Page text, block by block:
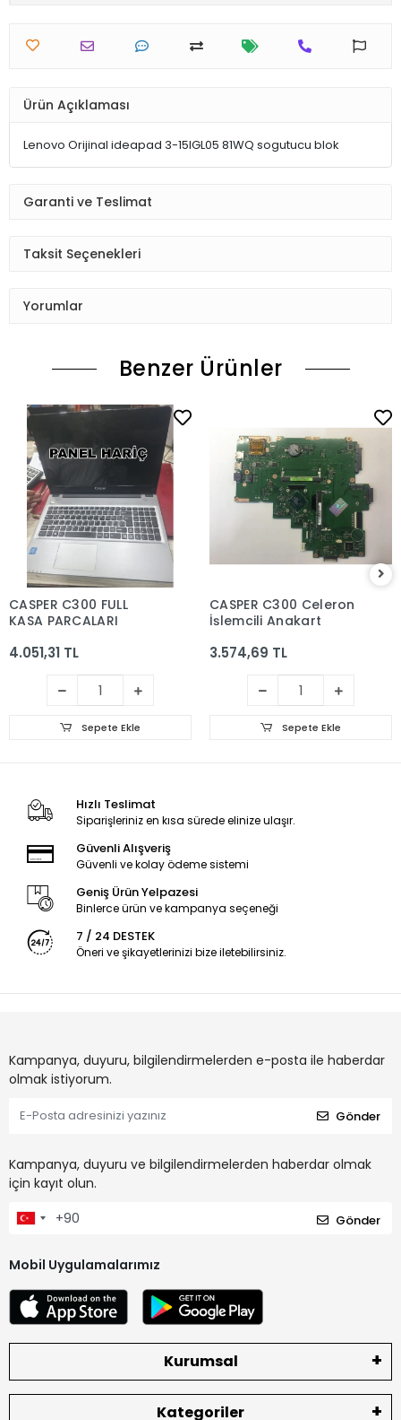
Ürün Açıklaması
Lenovo Orijinal ideapad 3-15IGL05 81WQ sogutucu blok
Garanti ve Teslimat
Taksit Seçenekleri
Yorumlar
Benzer Ürünler
CASPER C300 FULL
KASA PARCALARI
4.051,31 TL
Sepete Ekle
CASPER C300 Celeron
İşlemcili Anakart
3.574,69 TL
Sepete Ekle
Hızlı Teslimat
Siparişleriniz en kısa sürede elinize ulaşır.
Güvenli Alışveriş
Güvenli ve kolay ödeme sistemi
Geniş Ürün Yelpazesi
Binlerce ürün ve kampanya seçeneği
7 / 24 DESTEK
Öneri ve şikayetlerinizi bize iletebilirsiniz.
Kampanya, duyuru, bilgilendirmelerden e-posta ile haberdar
olmak istiyorum.
Gönder
Kampanya, duyuru ve bilgilendirmelerden haberdar olmak
için kayıt olun.
Gönder
Mobil Uygulamalarımız
Kurumsal
Kategoriler